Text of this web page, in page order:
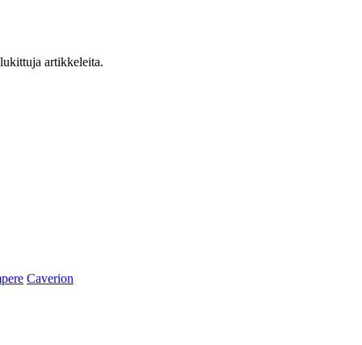
artikkeleita.
Caverion